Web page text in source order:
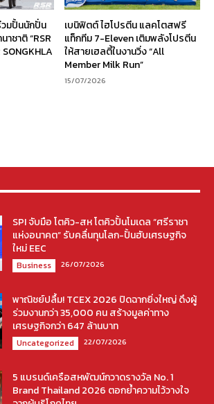
มปั้นนักปั่น
าชาติ “RSR
เบนิฟิตต์ ไฮโปรตีน แลคโตสฟรี
แท็กทีม 7-Eleven เติมพลังโปรตีน
ให้สายเฮลตี้ในงานวิ่ง “All
Member Milk Run”
15/07/2026
SPI จับมือ โตคิว-สห โตคิวปั้นโมเดล “ศรีราชา
แห่งอนาคต” รับคลื่นทุนโลก-ปั้นฮับเศรษฐกิจ
ใหม่ EEC
Business 26/07/2026
พาณิชย์ปลื้ม! TCEX 2026 ปิดฉากยิ่งใหญ่ ดึงผู้
ร่วมงานกว่า 35,000 คน สร้างมูลค่าทาง
เศรษฐกิจกว่า 647 ล้านบาท
Uncategorized 22/07/2026
5 แบรนด์เครือสหพัฒน์กวาดรางวัล No. 1
Brand Thailand 2026 ตอกย้ำความไว้วางใจ